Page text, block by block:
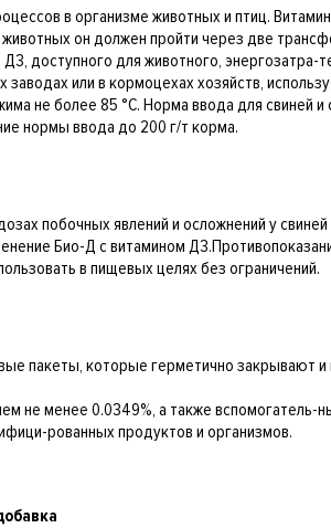
в организме животных и птиц.
он должен пройти через две
доступного для животного,
или в кормоцехах хозяйств,
не более 85 °С. Норма ввода для свиней
нормы ввода до 200 г/т корма.
побочных явлений и осложнений у
Био-Д с витамином
в пищевых целях без ограничений.
пакеты, которые герметично
менее 0.0349%, а также вспомогатель-
рованных продуктов и организмов.